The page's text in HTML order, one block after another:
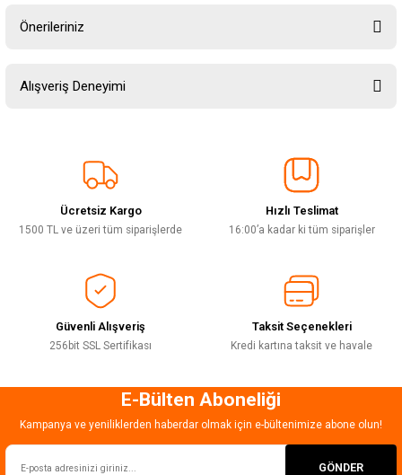
Önerileriniz
Bu ürünün fiyat bilgisi, resim, ürün açıklamalarında ve diğer konularda
yetersiz gördüğünüz noktaları öneri formunu kullanarak tarafımıza
Ürün resmi kalitesiz, bozuk veya görüntülenemiyor.
Ürün açıklamasında eksik bilgiler bulunuyor.
Ürün bilgilerinde hatalar bulunuyor.
Bu ürüne benzer farklı alternatifler olmalı.
Gönder
Alışveriş Deneyimi
Deneyimini Paylaş
Ücretsiz Kargo
1500 TL ve üzeri tüm siparişlerde
Hızlı Teslimat
16:00’a kadar ki tüm siparişler
Güvenli Alışveriş
256bit SSL Sertifikası
Taksit Seçenekleri
Kredi kartına taksit ve havale
E-Bülten Aboneliği
Kampanya ve yeniliklerden haberdar olmak için e-bültenimize abone olun!
GÖNDER